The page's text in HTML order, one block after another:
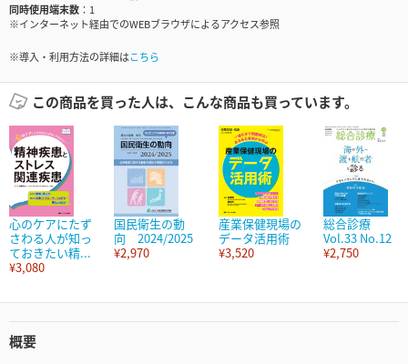
同時使用端末数
1
※インターネット経由でのWEBブラウザによるアクセス参照
※導入・利用方法の詳細はこちら
この商品を買った人は、こんな商品も買っています。
心のケアにたず
さわる人が知っ
ておきたい精...
¥3,080
国民衛生の動
向 2024/2025
¥2,970
産業保健現場の
データ活用術
¥3,520
総合診療
Vol.33 No.12
¥2,750
概要